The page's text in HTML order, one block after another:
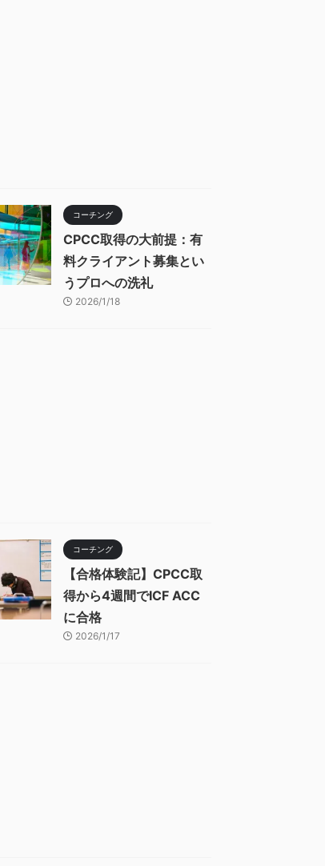
コーチング
CPCC取得の大前提：有
料クライアント募集とい
うプロへの洗礼
2026/1/18
コーチング
【合格体験記】CPCC取
得から4週間でICF ACC
に合格
2026/1/17